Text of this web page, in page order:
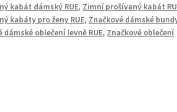
kabát dámský RUE, Zimní prošívaný kabát
kabáty pro ženy RUE, Značkové dámské
dámské oblečení levně RUE, Značkové oblečení